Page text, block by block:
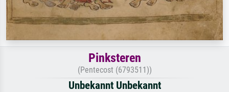
Pinksteren
(Pentecost (6793511))
Unbekannt Unbekannt